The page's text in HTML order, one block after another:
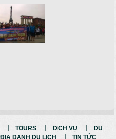
TOURS DỊCH VỤ
DU
ĐỊA DANH DU LỊCH TIN TỨC